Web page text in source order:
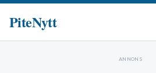
PiteNytt
ANNONS